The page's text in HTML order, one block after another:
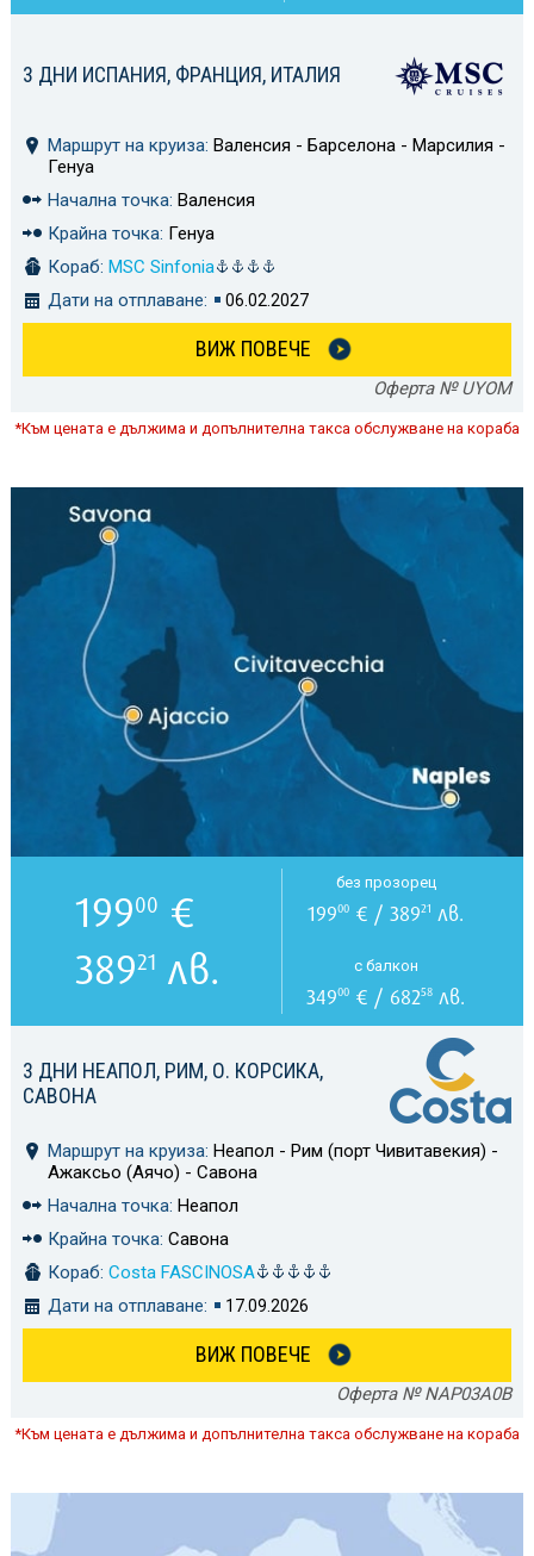
3 ДНИ ИСПАНИЯ, ФРАНЦИЯ, ИТАЛИЯ
Маршрут на круиза: Валенсия - Барселона - Марсилия -
Генуа
Начална точка: Валенсия
Крайна точка: Генуа
Кораб: MSC Sinfonia
Дати на отплаване:
06.02.2027
ВИЖ ПОВЕЧЕ
Оферта № UYOM
*Към цената е дължима и допълнителна такса обслужване на кораба
3 ДНИ НЕАПОЛ, РИМ, О. КОРСИКА,
САВОНА
Маршрут на круиза: Неапол - Рим (порт Чивитавекия) -
Ажаксьо (Аячо) - Савона
Начална точка: Неапол
Крайна точка: Савона
Кораб: Costa FASCINOSA
Дати на отплаване:
17.09.2026
ВИЖ ПОВЕЧЕ
Оферта № NAP03A0B
19900 €
38921 лв.
без прозорец
19900 € / 38921 лв.
с балкон
34900 € / 68258 лв.
*Към цената е дължима и допълнителна такса обслужване на кораба